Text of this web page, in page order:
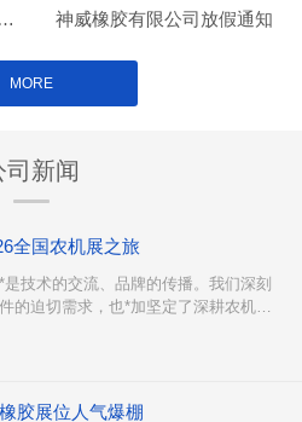
雷沃谷神小麦收割机皮带配套案例 神威橡胶有限公司放假通知
MORE
司新闻
全国农机展之旅
技术的交流、品牌的传播。我们深刻
的迫切需求，也*加坚定了深耕农机传
胶展位人气爆棚